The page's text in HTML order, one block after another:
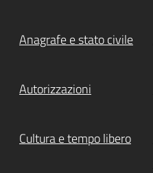
Anagrafe e stato civile
Autorizzazioni
Cultura e tempo libero